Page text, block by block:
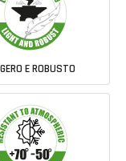
E ROBUSTO